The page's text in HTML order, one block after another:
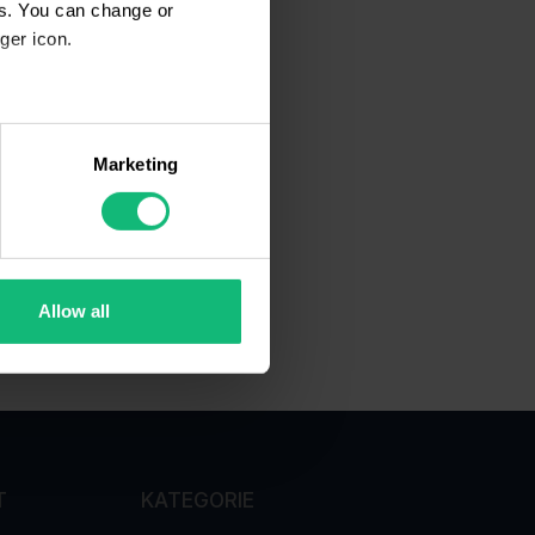
You can change or
icon.
meters
who may combine it with
Marketing
Allow all
KATEGORIE